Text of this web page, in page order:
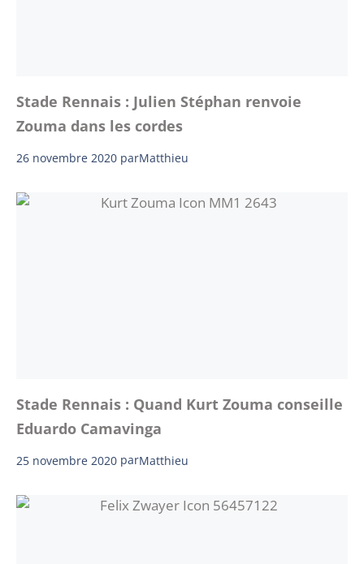
Stade Rennais : Julien Stéphan renvoie
Zouma dans les cordes
26 novembre 2020 parMatthieu
Stade Rennais : Quand Kurt Zouma conseille
Eduardo Camavinga
25 novembre 2020 parMatthieu